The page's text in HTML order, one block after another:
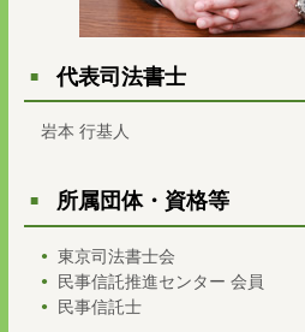
代表司法書士
岩本 行基人
所属団体・資格等
東京司法書士会
民事信託推進センター 会員
民事信託士